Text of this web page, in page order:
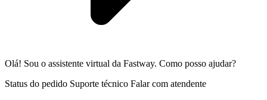
Olá! Sou o assistente virtual da Fastway. Como posso ajudar?
Status do pedido Suporte técnico Falar com atendente